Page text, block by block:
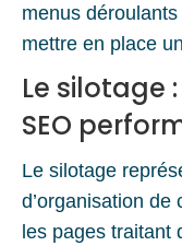
menus
mettre en place
Le silotage
SEO
Le silotage
d’organisation
les pages traitant